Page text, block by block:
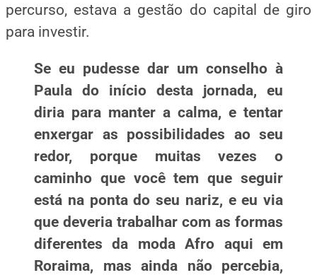
percurso, estava a gestão do capital de giro
para investir.
Se eu pudesse dar um conselho à
Paula do início desta jornada, eu
diria para manter a calma, e tentar
enxergar as possibilidades ao seu
redor, porque muitas vezes o
caminho que você tem que seguir
está na ponta do seu nariz, e eu via
que deveria trabalhar com as formas
diferentes da moda Afro aqui em
Roraima, mas ainda não percebia,